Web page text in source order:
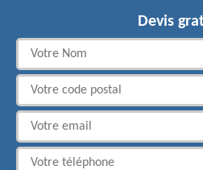
Devis